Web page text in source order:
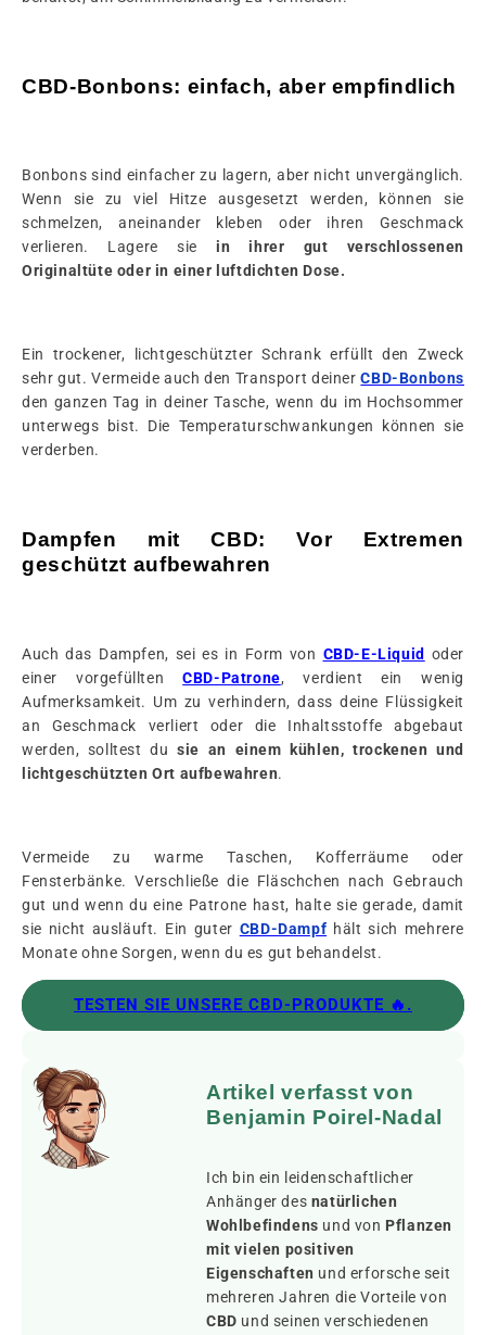
CBD-Bonbons: einfach, aber empfindlich
Bonbons sind einfacher zu lagern, aber nicht unvergänglich.
Wenn sie zu viel Hitze ausgesetzt werden, können sie
schmelzen, aneinander kleben oder ihren Geschmack
verlieren. Lagere sie in ihrer gut verschlossenen
Originaltüte oder in einer luftdichten Dose.
Ein trockener, lichtgeschützter Schrank erfüllt den Zweck
sehr gut. Vermeide auch den Transport deinerCBD-Bonbons
den ganzen Tag in deiner Tasche, wenn du im Hochsommer
unterwegs bist. Die Temperaturschwankungen können sie
verderben.
Dampfen mit CBD: Vor Extremen
geschützt aufbewahren
Auch das Dampfen, sei es in Form von CBD-E-Liquid oder
einer vorgefülltenCBD-Patrone, verdient ein wenig
Aufmerksamkeit. Um zu verhindern, dass deine Flüssigkeit
an Geschmack verliert oder die Inhaltsstoffe abgebaut
werden, solltest dusie an einem kühlen, trockenen und
lichtgeschützten Ort aufbewahren.
Vermeide zu warme Taschen, Kofferräume oder
Fensterbänke. Verschließe die Fläschchen nach Gebrauch
gut und wenn du eine Patrone hast, halte sie gerade, damit
sie nicht ausläuft. Ein guter CBD-Dampf hält sich mehrere
Monate ohne Sorgen, wenn du es gut behandelst.
TESTEN SIE UNSERE CBD-PRODUKTE 🔥.
Artikel verfasst von
Benjamin Poirel-Nadal
Ich bin ein leidenschaftlicher
Anhänger des natürlichen
Wohlbefindens und von Pflanzen
mit vielen positiven
Eigenschaften und erforsche seit
mehreren Jahren die Vorteile von
CBD und seinen verschiedenen